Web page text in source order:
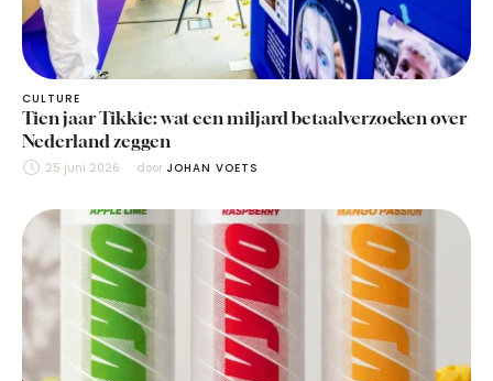
CULTURE
Tien jaar Tikkie: wat een miljard betaalverzoeken over
Nederland zeggen
25 juni 2026 door JOHAN VOETS